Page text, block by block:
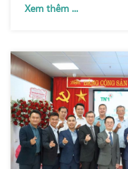
Xem thêm ...